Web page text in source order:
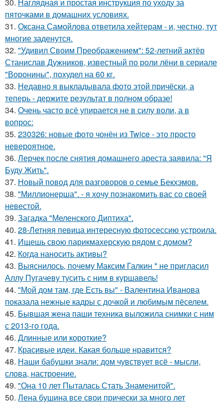
30. Наглядная и простая инструкция по уходу за
пяточками в домашних условиях.
31. Оксана Самойлова ответила хейтерам - и, честно, тут
многие заденутся.
32. "Удивил Своим Преображением": 52-летний актёр
Станислав Дужников, известный по роли лёни в сериале
"Воронины", похудел на 60 кг.
33. Недавно я выкладывала фото этой причёски, а
теперь - держите результат в полном образе!
34. Очень часто всё упирается не в силу воли, а в
вопрос:
35. 230326: новые фото чонён из Twice - это просто
невероятное.
36. Лерчек после снятия домашнего ареста заявила: "Я
Буду Жить".
37. Новый повод для разговоров о семье Бекхэмов.
38. "Миллионерша". - я хочу познакомить вас со своей
невестой.
39. Загадка "Меленского Диптиха".
40. 28-Летняя певица интересную фотосессию устроила.
41. Ищешь свою парикмахерскую рядом с домом?
42. Когда наносить активы?
43. Выяснилось, почему Максим Галкин * не пригласил
Аллу Пугачеву тусить с ним в куршавель!
44. "Мой дом там, где Есть вы" - Валентина Иванова
показала нежные кадры с дочкой и любимым пёселем.
45. Бывшая жена паши техника выложила снимки с ним
с 2013-го года.
46. Длинные или короткие?
47. Красивые идеи. Какая больше нравится?
48. Наши бабушки знали: дом чувствует всё - мысли,
слова, настроение.
49. "Она 10 лет Пыталась Стать Знаменитой".
50. Лена бушина все свои прически за много лет